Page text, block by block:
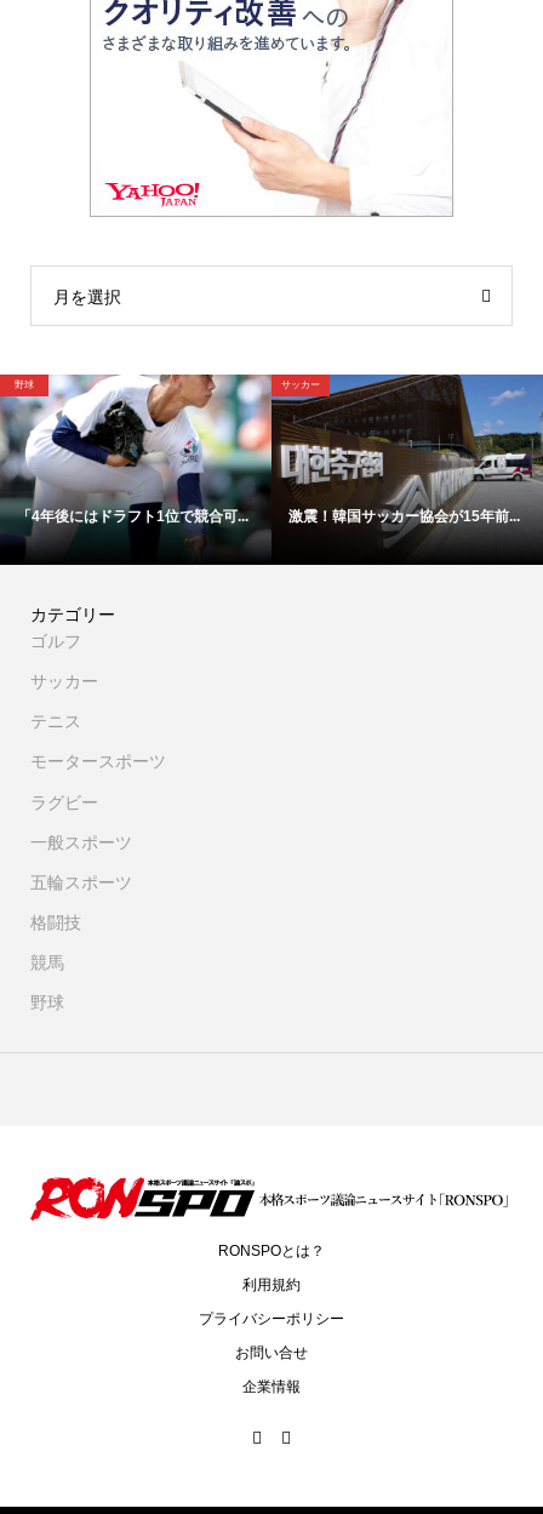
月を選択
後にはドラフト1位で競合可...
サッカー
激震！韓国サッカー協会が15年前...
カテゴリー
ゴルフ
サッカー
テニス
モータースポーツ
ラグビー
一般スポーツ
五輪スポーツ
格闘技
競馬
野球
RONSPOとは？
利用規約
プライバシーポリシー
お問い合せ
企業情報